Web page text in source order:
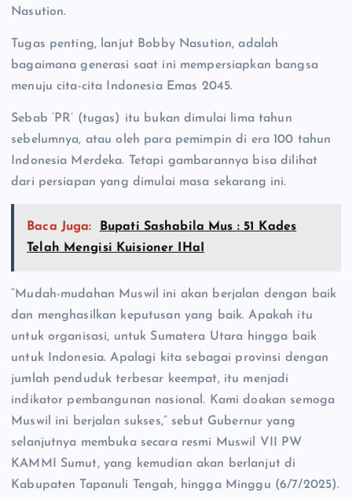
Nasution.
Tugas penting, lanjut Bobby Nasution, adalah
bagaimana generasi saat ini mempersiapkan bangsa
menuju cita-cita Indonesia Emas 2045.
Sebab ‘PR’ (tugas) itu bukan dimulai lima tahun
sebelumnya, atau oleh para pemimpin di era 100 tahun
Indonesia Merdeka. Tetapi gambarannya bisa dilihat
dari persiapan yang dimulai masa sekarang ini.
Baca Juga:
Bupati Sashabila Mus : 51 Kades
Telah Mengisi Kuisioner IHaI
“Mudah-mudahan Muswil ini akan berjalan dengan baik
dan menghasilkan keputusan yang baik. Apakah itu
untuk organisasi, untuk Sumatera Utara hingga baik
untuk Indonesia. Apalagi kita sebagai provinsi dengan
jumlah penduduk terbesar keempat, itu menjadi
indikator pembangunan nasional. Kami doakan semoga
Muswil ini berjalan sukses,” sebut Gubernur yang
selanjutnya membuka secara resmi Muswil VII PW
KAMMI Sumut, yang kemudian akan berlanjut di
Kabupaten Tapanuli Tengah, hingga Minggu (6/7/2025).